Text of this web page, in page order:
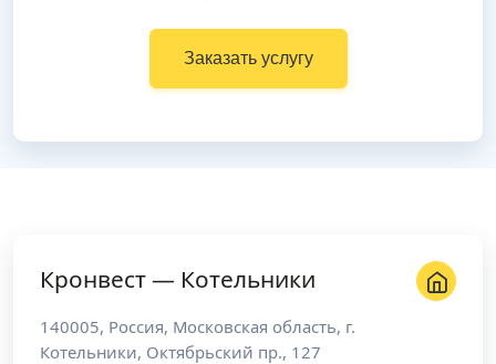
Заказать услугу
Кронвест — Котельники
140005, Россия, Московская область, г.
Котельники, Октябрьский пр., 127